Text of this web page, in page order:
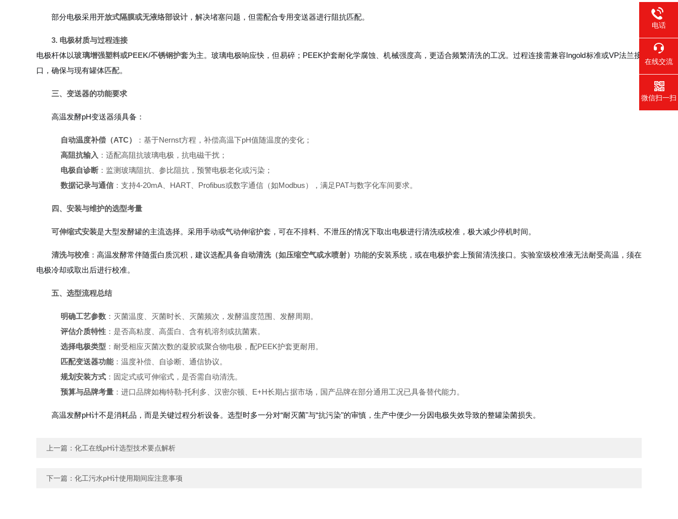
部分电极采用开放式隔膜或无液络部设计，解决堵塞问题，但需配合专用变送器进行阻抗匹配。
3. 电极材质与过程连接
电极杆体以玻璃增强塑料或PEEK/不锈钢护套为主。玻璃电极响应快，但易碎；PEEK护套耐化学腐蚀、机械强度高，更适合频繁清洗的工况。过程连接需兼容Ingold标准或VP法兰接
口，确保与现有罐体匹配。
三、变送器的功能要求
高温发酵pH变送器须具备：
自动温度补偿（ATC）
：基于Nernst方程，补偿高温下pH值随温度的变化；
高阻抗输入 ：适配高阻抗玻璃电极，抗电磁干扰；
电极自诊断 ：监测玻璃阻抗、参比阻抗，预警电极老化或污染；
数据记录与通信：支持4-20mA、HART、Profibus或数字通信（如Modbus），满足PAT与数字化车间要求。
四、安装与维护的选型考量
可伸缩式安装是大型发酵罐的主流选择。采用手动或气动伸缩护套，可在不排料、不泄压的情况下取出电极进行清洗或校准，极大减少停机时间。
清洗与校准 ：高温发酵常伴随蛋白质沉积，建议选配具备自动清洗（如压缩空气或水喷射） 功能的安装系统，或在电极护套上预留清洗接口。实验室级校准液无法耐受高温，须在
电极冷却或取出后进行校准。
五、选型流程总结
明确工艺参数 ：灭菌温度、灭菌时长、灭菌频次，发酵温度范围、发酵周期。
评估介质特性 ：是否高粘度、高蛋白、含有机溶剂或抗菌素。
选择电极类型 ：耐受相应灭菌次数的凝胶或聚合物电极，配PEEK护套更耐用。
匹配变送器功能：温度补偿、自诊断、通信协议。
规划安装方式 ：固定式或可伸缩式，是否需自动清洗。
预算与品牌考量 ：进口品牌如梅特勒-托利多、汉密尔顿、E+H长期占据市场，国产品牌在部分通用工况已具备替代能力。
高温发酵pH计不是消耗品，而是关键过程分析设备。选型时多一分对“耐灭菌"与“抗污染"的审慎，生产中便少一分因电极失效导致的整罐染菌损失。
上一篇： 化工在线pH计选型技术要点解析
下一篇： 化工污水pH计使用期间应注意事项
电话
在线交流
微信扫一扫